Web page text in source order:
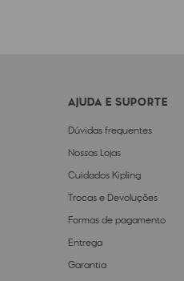
AJUDA E SUPORTE
Dúvidas frequentes
Nossas Lojas
Cuidados Kipling
Trocas e Devoluções
Formas de pagamento
Entrega
Garantia